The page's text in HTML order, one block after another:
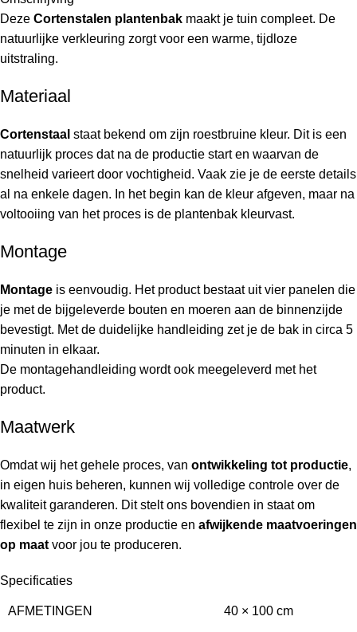
Deze Cortenstalen plantenbak maakt je tuin compleet. De
natuurlijke verkleuring zorgt voor een warme, tijdloze
uitstraling.
Materiaal
Cortenstaal staat bekend om zijn roestbruine kleur. Dit is een
natuurlijk proces dat na de productie start en waarvan de
snelheid varieert door vochtigheid. Vaak zie je de eerste details
al na enkele dagen. In het begin kan de kleur afgeven, maar na
voltooiing van het proces is de plantenbak kleurvast.
Montage
Montage is eenvoudig. Het product bestaat uit vier panelen die
je met de bijgeleverde bouten en moeren aan de binnenzijde
bevestigt. Met de duidelijke handleiding zet je de bak in circa 5
minuten in elkaar.
De montagehandleiding wordt ook meegeleverd met het
product.
Maatwerk
Omdat wij het gehele proces, van ontwikkeling tot productie,
in eigen huis beheren, kunnen wij volledige controle over de
kwaliteit garanderen. Dit stelt ons bovendien in staat om
flexibel te zijn in onze productie en afwijkende maatvoeringen
op maat voor jou te produceren.
Specificaties
AFMETINGEN 40 × 100 cm